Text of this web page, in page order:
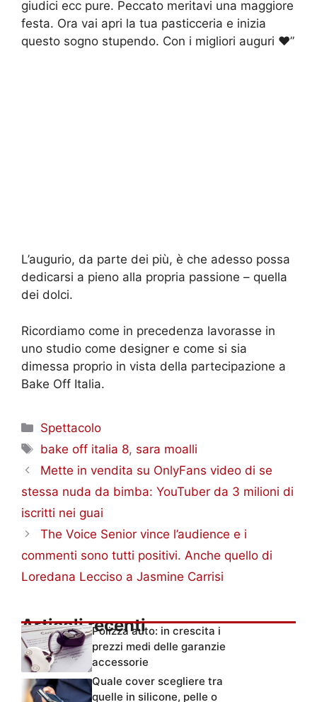
giudici ecc pure. Peccato meritavi una maggiore
festa. Ora vai apri la tua pasticceria e inizia
questo sogno stupendo. Con i migliori auguri ❤️”
L’augurio, da parte dei più, è che adesso possa
dedicarsi a pieno alla propria passione – quella
dei dolci.
Ricordiamo come in precedenza lavorasse in
uno studio come designer e come si sia
dimessa proprio in vista della partecipazione a
Bake Off Italia.
Categorie
Spettacolo
Tag
bake off italia 8, sara moalli
Mette in vendita su OnlyFans video di se
stessa nuda da bimba: YouTuber da 3 milioni di
iscritti nei guai
The Voice Senior vince l’audience e i
commenti sono tutti positivi. Anche quello di
Loredana Lecciso a Jasmine Carrisi
Articoli recentiPolizza auto: in crescita i
prezzi medi delle garanzie
accessorie
Quale cover scegliere tra
quelle in silicone, pelle o